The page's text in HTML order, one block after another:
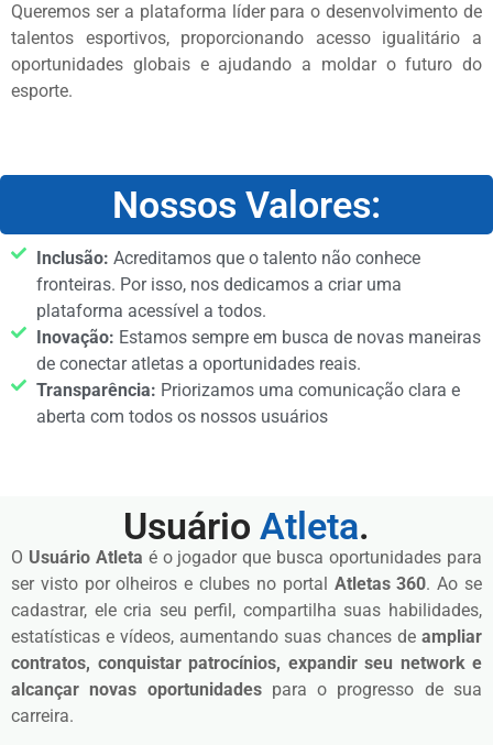
Queremos ser a plataforma líder para o desenvolvimento de
talentos esportivos, proporcionando acesso igualitário a
oportunidades globais e ajudando a moldar o futuro do
esporte.
Nossos Valores:
Inclusão: Acreditamos que o talento não conhece
fronteiras. Por isso, nos dedicamos a criar uma
plataforma acessível a todos.
Inovação: Estamos sempre em busca de novas maneiras
de conectar atletas a oportunidades reais.
Transparência: Priorizamos uma comunicação clara e
aberta com todos os nossos usuários
Usuário Atleta.
O Usuário Atleta é o jogador que busca oportunidades para
ser visto por olheiros e clubes no portal Atletas 360. Ao se
cadastrar, ele cria seu perfil, compartilha suas habilidades,
estatísticas e vídeos, aumentando suas chances de ampliar
contratos, conquistar patrocínios, expandir seu network e
alcançar novas oportunidades para o progresso de sua
carreira.